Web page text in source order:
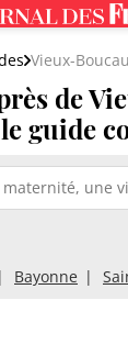
Vieux-
de
guide
Bayonne